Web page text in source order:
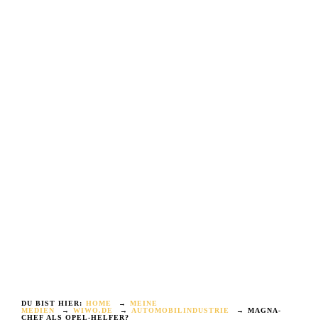
DU BIST HIER: HOME →
MEINE
MEDIEN
→ WIWO.DE → AUTOMOBILINDUSTRIE →
MAGNA-
CHEF ALS OPEL-HELFER?